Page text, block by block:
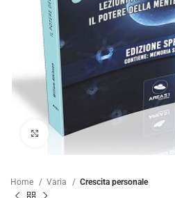
Clicca per ampliare
Home Varia Crescita personale